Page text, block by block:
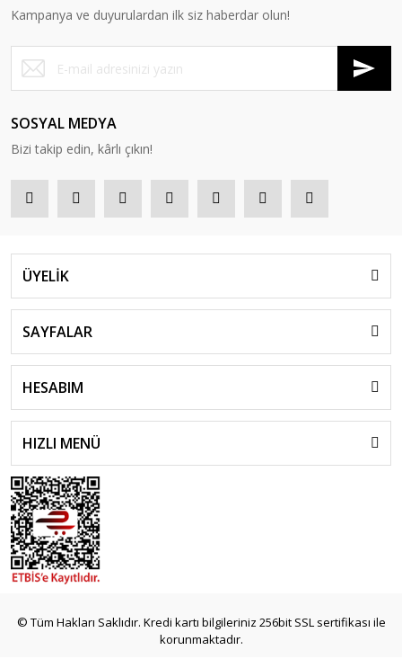
Kampanya ve duyurulardan ilk siz haberdar olun!
SOSYAL MEDYA
Bizi takip edin, kârlı çıkın!
ÜYELİK
SAYFALAR
HESABIM
HIZLI MENÜ
© Tüm Hakları Saklıdır. Kredi kartı bilgileriniz 256bit SSL sertifikası ile
korunmaktadır.